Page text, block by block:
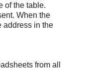
of the table.
When the
address in the
from all